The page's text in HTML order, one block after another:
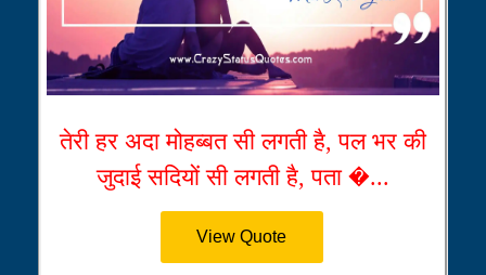
तेरी हर अदा मोहब्बत सी लगती है, पल भर की
जुदाई सदियों सी लगती है, पता �...
View Quote